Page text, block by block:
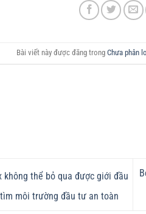
Bài viết này được đăng trong Chưa phân
không thể bỏ qua được giới đầu
môi trường đầu tư an toàn